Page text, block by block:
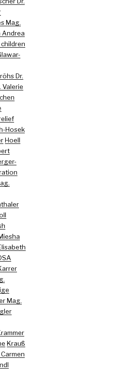
Mag.
Andrea
Dr.
Valerie
Hosek
Hoell
Mag.
Krauß